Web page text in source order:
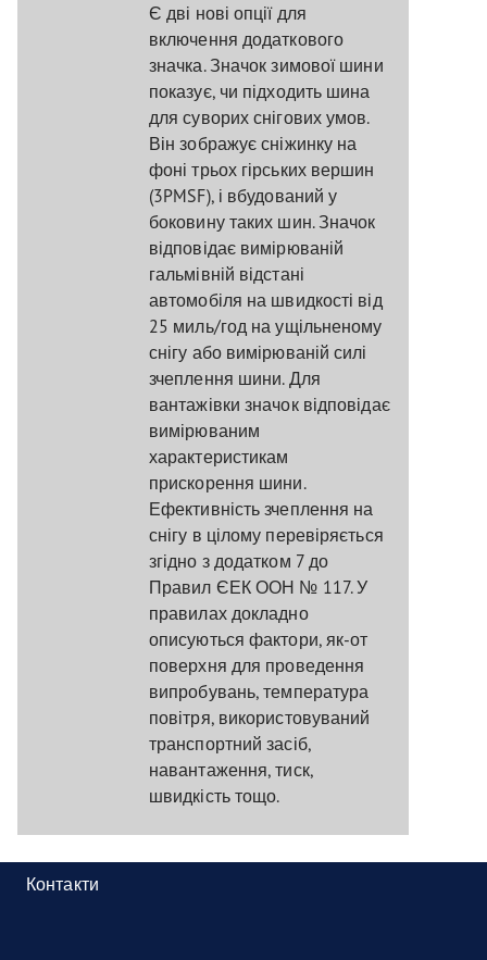
Є дві нові опції для
включення додаткового
значка. Значок зимової шини
показує, чи підходить шина
для суворих снігових умов.
Він зображує сніжинку на
фоні трьох гірських вершин
(3PMSF), і вбудований у
боковину таких шин. Значок
відповідає вимірюваній
гальмівній відстані
автомобіля на швидкості від
25 миль/год на ущільненому
снігу або вимірюваній силі
зчеплення шини. Для
вантажівки значок відповідає
вимірюваним
характеристикам
прискорення шини.
Ефективність зчеплення на
снігу в цілому перевіряється
згідно з додатком 7 до
Правил ЄЕК ООН № 117. У
правилах докладно
описуються фактори, як-от
поверхня для проведення
випробувань, температура
повітря, використовуваний
транспортний засіб,
навантаження, тиск,
швидкість тощо.
Контакти